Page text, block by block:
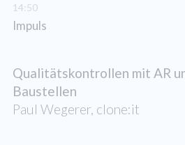
14:50
Impuls
Qualitätskontrollen mit AR
Baustellen
Paul Wegerer, clone:it